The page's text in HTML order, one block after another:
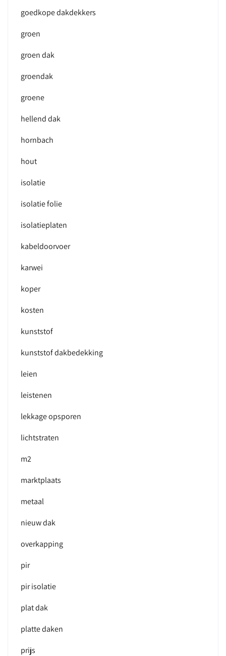
goedkope dakdekkers
groen
groen dak
groendak
groene
hellend dak
hornbach
hout
isolatie
isolatie folie
isolatieplaten
kabeldoorvoer
karwei
koper
kosten
kunststof
kunststof dakbedekking
leien
leistenen
lekkage opsporen
lichtstraten
m2
marktplaats
metaal
nieuw dak
overkapping
pir
pir isolatie
plat dak
platte daken
prijs